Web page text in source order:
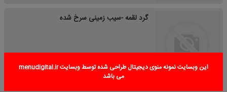
گرد لقمه -سیب زمینی سرخ شده
162,000 تومان
این وبسایت نمونه منوی دیجیتال طراحی شده توسط وبسایت menudigital.ir
می باشد